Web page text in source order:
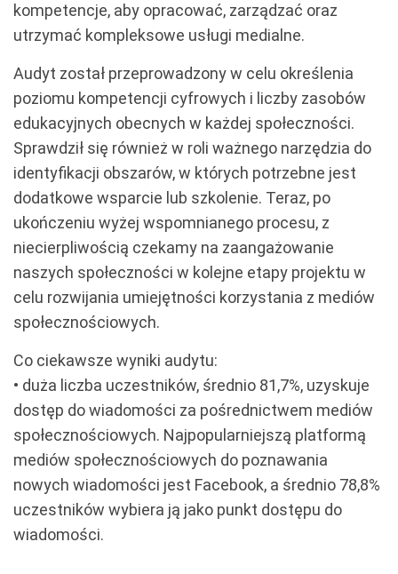
kompetencje, aby opracować, zarządzać oraz
utrzymać kompleksowe usługi medialne.
Audyt został przeprowadzony w celu określenia
poziomu kompetencji cyfrowych i liczby zasobów
edukacyjnych obecnych w każdej społeczności.
Sprawdził się również w roli ważnego narzędzia do
identyfikacji obszarów, w których potrzebne jest
dodatkowe wsparcie lub szkolenie. Teraz, po
ukończeniu wyżej wspomnianego procesu, z
niecierpliwością czekamy na zaangażowanie
naszych społeczności w kolejne etapy projektu w
celu rozwijania umiejętności korzystania z mediów
społecznościowych.
Co ciekawsze wyniki audytu:
• duża liczba uczestników, średnio 81,7%, uzyskuje
dostęp do wiadomości za pośrednictwem mediów
społecznościowych. Najpopularniejszą platformą
mediów społecznościowych do poznawania
nowych wiadomości jest Facebook, a średnio 78,8%
uczestników wybiera ją jako punkt dostępu do
wiadomości.